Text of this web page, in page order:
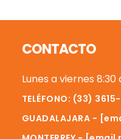
Interactions
CONTACTO
Lunes a viernes 8:30
TELÉFONO: (33)
GUADALAJARA -